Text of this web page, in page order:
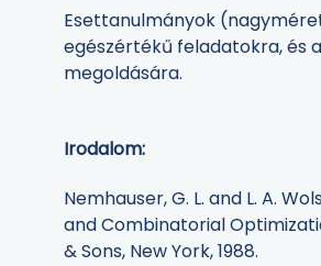
Esettanulmányok
egészértékű feladatokra, és
megoldására.
Irodalom:
Nemhauser, G. L. and L. A.
and Combinatorial
& Sons, New York, 1988.